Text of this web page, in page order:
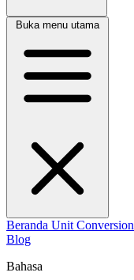
Buka menu utama
Beranda Unit Conversion
Blog
Bahasa